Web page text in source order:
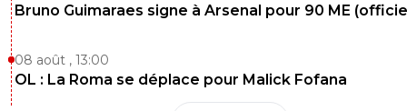
Bruno Guimaraes signe à Arsenal pour 90 ME
08 août , 13:00
OL : La Roma se déplace pour Malick Fofana